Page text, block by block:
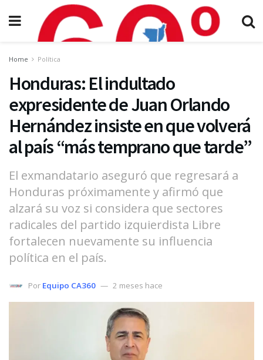
Home Política
Honduras: El indultado
expresidente de Juan Orlando
Hernández insiste en que volverá
al país “más temprano que tarde”
El exmandatario aseguró que regresará a
Honduras próximamente y afirmó que
alzará su voz si considera que sectores
radicales del partido izquierdista Libre
fortalecen nuevamente su influencia
política en el país.
Por Equipo CA360 2 meses hace